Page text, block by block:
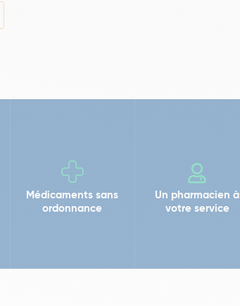
Médicaments sans
ordonnance
Un pharmacien à
votre service